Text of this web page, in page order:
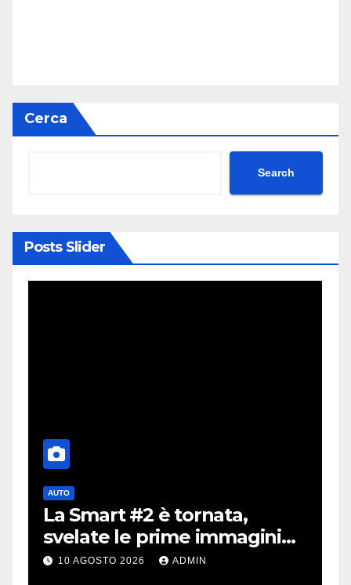
Cerca
Search
Posts Slider
AUTO
La Smart #2 è tornata,
svelate le prime immagini
dell’erede della Fortwo
10 AGOSTO 2026 ADMIN